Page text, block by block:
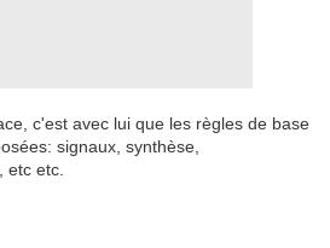
c'est avec lui que les règles de base
signaux, synthèse,
etc etc.